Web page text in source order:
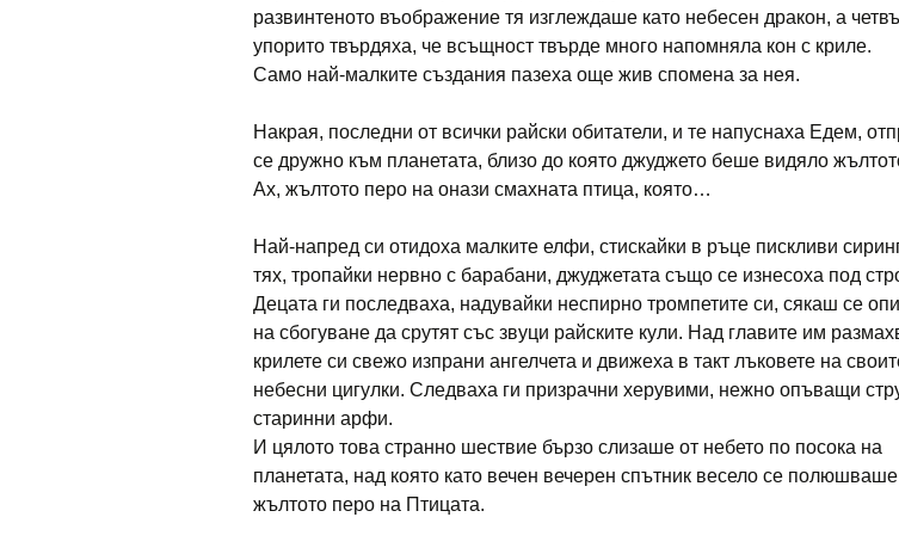
развинтеното въображение тя изглеждаше като небесен дракон, а
упорито твърдяха, че всъщност твърде много напомняла кон с криле.
Само най-малките създания пазеха още жив спомена за нея.
Накрая, последни от всички райски обитатели, и те напуснаха Едем,
се дружно към планетата, близо до която джуджето беше видяло
Ах, жълтото перо на онази смахната птица, която…
Най-напред си отидоха малките елфи, стискайки в ръце пискливи
тях, тропайки нервно с барабани, джуджетата също се изнесоха под
Децата ги последваха, надувайки неспирно тромпетите си, сякаш се
на сбогуване да срутят със звуци райските кули. Над главите им
крилете си свежо изпрани ангелчета и движеха в такт лъковете на
небесни цигулки. Следваха ги призрачни херувими, нежно опъващи
старинни арфи.
И цялото това странно шествие бързо слизаше от небето по посока на
планетата, над която като вечен вечерен спътник весело се полюшваше
жълтото перо на Птицата.